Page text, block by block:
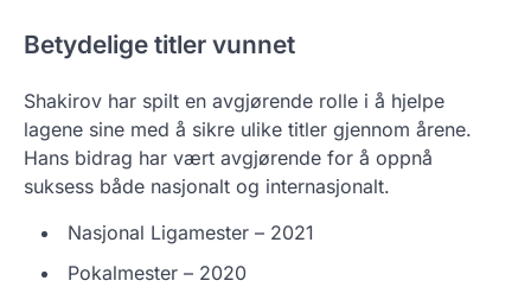
Betydelige titler vunnet
Shakirov har spilt en avgjørende rolle i å hjelpe
lagene sine med å sikre ulike titler gjennom årene.
Hans bidrag har vært avgjørende for å oppnå
suksess både nasjonalt og internasjonalt.
Nasjonal Ligamester – 2021
Pokalmester – 2020